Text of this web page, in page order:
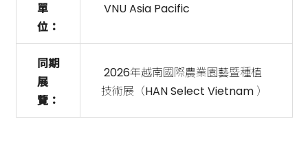
單
位：
VNU Asia Pacific
同期
展
覽：
2026年越南國際農業園藝暨種植
技術展（HAN Select Vietnam ）